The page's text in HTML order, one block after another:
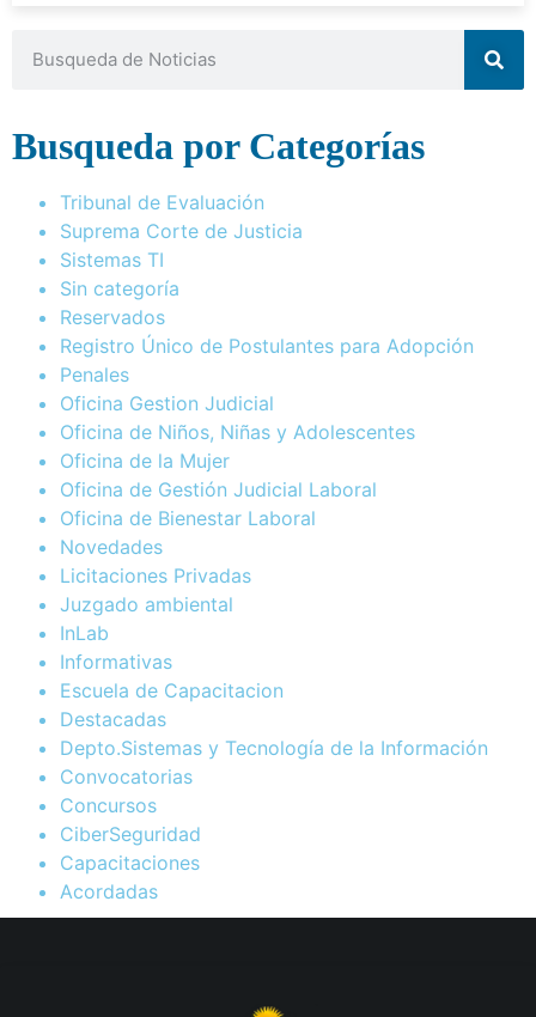
Busqueda por Categorías
Tribunal de Evaluación
Suprema Corte de Justicia
Sistemas TI
Sin categoría
Reservados
Registro Único de Postulantes para Adopción
Penales
Oficina Gestion Judicial
Oficina de Niños, Niñas y Adolescentes
Oficina de la Mujer
Oficina de Gestión Judicial Laboral
Oficina de Bienestar Laboral
Novedades
Licitaciones Privadas
Juzgado ambiental
InLab
Informativas
Escuela de Capacitacion
Destacadas
Depto.Sistemas y Tecnología de la Información
Convocatorias
Concursos
CiberSeguridad
Capacitaciones
Acordadas